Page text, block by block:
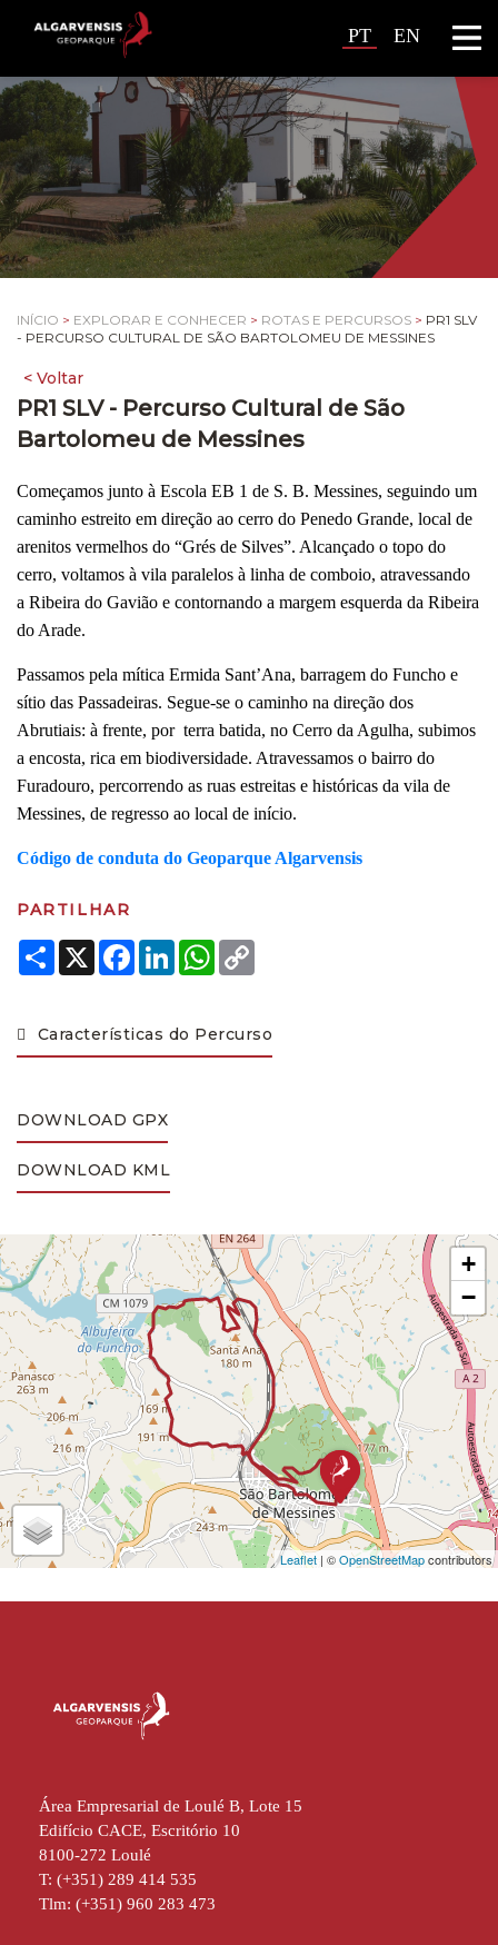
PT EN
INÍCIO > EXPLORAR E CONHECER > ROTAS E PERCURSOS > PR1 SLV
- PERCURSO CULTURAL DE SÃO BARTOLOMEU DE MESSINES
PR1 SLV - Percurso Cultural de São
Bartolomeu de Messines
Começamos junto à Escola EB 1 de S. B. Messines, seguindo um
caminho estreito em direção ao cerro do Penedo Grande, local de
arenitos vermelhos do “Grés de Silves”. Alcançado o topo do
cerro, voltamos à vila paralelos à linha de comboio, atravessando
a Ribeira do Gavião e contornando a margem esquerda da Ribeira
do Arade.
Passamos pela mítica Ermida Sant’Ana, barragem do Funcho e
sítio das Passadeiras. Segue-se o caminho na direção dos
Abrutiais: à frente, por terra batida, no Cerro da Agulha, subimos
a encosta, rica em biodiversidade. Atravessamos o bairro do
Furadouro, percorrendo as ruas estreitas e históricas da vila de
Messines, de regresso ao local de início.
Código de conduta do Geoparque Algarvensis
PARTILHAR
Share
X Facebook
LinkedInWhatsApp
Características do Percurso
DOWNLOAD GPX
DOWNLOAD KML
+
−
Leaflet | ©OpenStreetMapcontributors
Área Empresarial de Loulé B, Lote 15
Edifício CACE, Escritório 10
8100-272 Loulé
T: (+351) 289 414 535
Tlm: (+351) 960 283 473